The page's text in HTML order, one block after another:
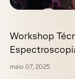
Workshop
maio 07, 2025